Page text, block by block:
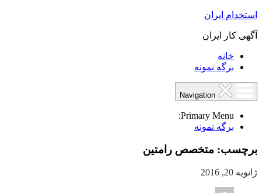
استخدام ایران
آگهی کار ایران
خانه
برگه نمونه
Primary Menu:
برگه نمونه
برچسب: متخصص رامتین
ژانویه 20, 2016